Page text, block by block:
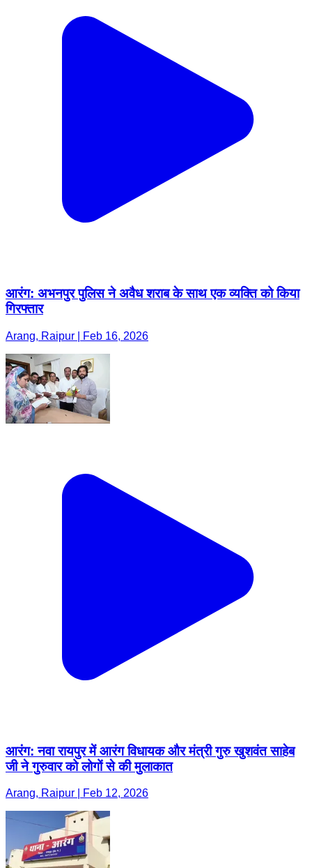
आरंग: अभनपुर पुलिस ने अवैध शराब के साथ एक व्यक्ति को किया
गिरफ्तार
Arang, Raipur | Feb 16, 2026
आरंग: नवा रायपुर में आरंग विधायक और मंत्री गुरु खुशवंत साहेब
जी ने गुरुवार को लोगों से की मुलाकात
Arang, Raipur | Feb 12, 2026